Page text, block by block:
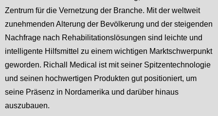
Zentrum für die Vernetzung der Branche. Mit der weltweit
zunehmenden Alterung der Bevölkerung und der steigenden
Nachfrage nach Rehabilitationslösungen sind leichte und
intelligente Hilfsmittel zu einem wichtigen Marktschwerpunkt
geworden. Richall Medical ist mit seiner Spitzentechnologie
und seinen hochwertigen Produkten gut positioniert, um
seine Präsenz in Nordamerika und darüber hinaus
auszubauen.